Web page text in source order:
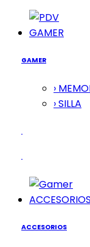
GAMER
GAMER
›
› SILLA
ACCESORIOS
ACCESORIOS